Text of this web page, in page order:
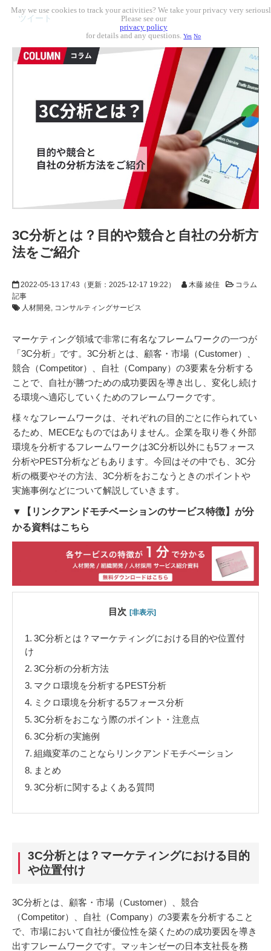
ツイート
3C分析とは？目的や競合と自社の分析方
法をご紹介
2022-05-13 17:43 （更新： 2025-12-17 19:22 ） 木藤 綾佳
コラム
記事
人材開発 コンサルティングサービス
マーケティング領域で非常に有名なフレームワークの一つが
「3C分析」です。3C分析とは、顧客・市場（Customer）、
競合（Competitor）、自社（Company）の3要素を分析する
ことで、自社が勝つための成功要因を導き出し、変化し続け
る環境へ適応していくためのフレームワークです。
様々なフレームワークは、それぞれの目的ごとに作られてい
るため、MECEなものではありません。企業を取り巻く外部
環境を分析するフレームワークは3C分析以外にも5フォース
分析やPEST分析などもあります。今回はその中でも、3C分
析の概要やその方法、3C分析をおこなうときのポイントや
実施事例などについて解説していきます。
▼【リンクアンドモチベーションのサービス特徴】が分
かる資料はこちら
目次 [非表示]
1. 3C分析とは？マーケティングにおける目的や位置付
け
2. 3C分析の分析方法
3. マクロ環境を分析するPEST分析
4. ミクロ環境を分析する5フォース分析
5. 3C分析をおこなう際のポイント・注意点
6. 3C分析の実施例
7. 組織変革のことならリンクアンドモチベーション
8. まとめ
9. 3C分析に関するよくある質問
3C分析とは？マーケティングにおける目的
や位置付け
3C分析とは、顧客・市場（Customer）、競合
（Competitor）、自社（Company）の3要素を分析すること
で、市場において自社が優位性を築くための成功要因を導き
出すフレームワークです。マッキンゼーの日本支社長を務
May we use cookies to track your activities? We take your privacy very
Please see our
privacy policy
for details and any questions.Yes No